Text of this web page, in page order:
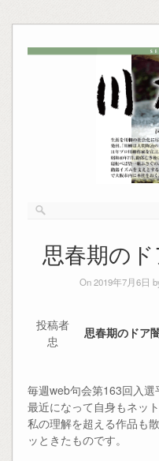
思春期の
On 2019年7月6日
投稿者
忠
思春期のド
毎週web句会第163回入選
最近になって自身もネッ
私の理解を超える作品も
ッときたものです。